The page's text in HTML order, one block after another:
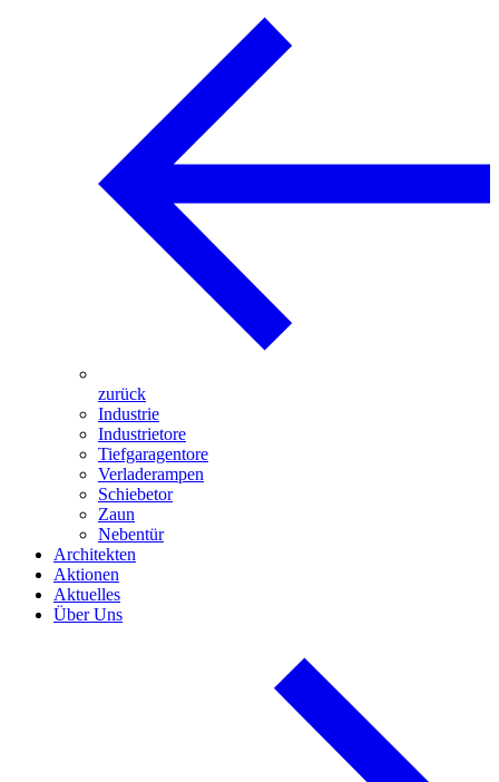
zurück
Industrie
Industrietore
Tiefgaragentore
Verladerampen
Schiebetor
Zaun
Nebentür
Architekten
Aktionen
Aktuelles
Über Uns